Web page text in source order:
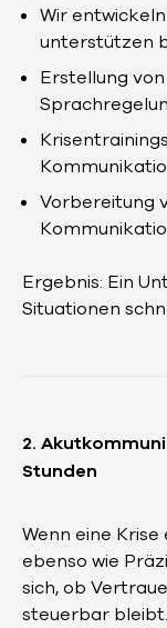
Wir
unterstützen
Erstellung
Vorbereitung
Ergebnis: Ein
Situationen
2.
Stunden
Wenn eine
ebenso wie
sich, ob
steuerbar bleibt.